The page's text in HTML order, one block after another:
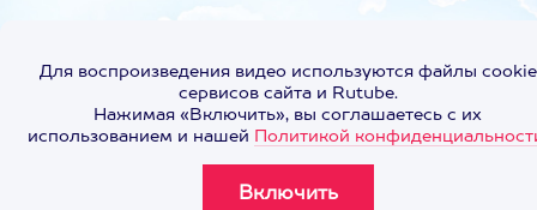
Для воспроизведения видео используются файлы cookie
сервисов сайта и Rutube.
Нажимая «Включить», вы соглашаетесь с их
использованием и нашей Политикой